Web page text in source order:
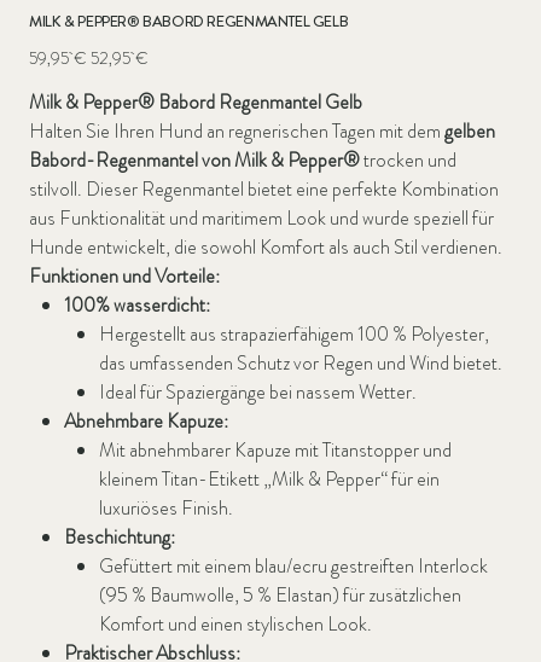
MILK & PEPPER® BABORD REGENMANTEL GELB
Ursprünglicher
Preis
59,95 € Angebotspreis
52,95 €
Milk & Pepper® Babord Regenmantel Gelb
Halten Sie Ihren Hund an regnerischen Tagen mit demgelben
Babord-Regenmantel von Milk & Pepper®trocken und
stilvoll. Dieser Regenmantel bietet eine perfekte Kombination
aus Funktionalität und maritimem Look und wurde speziell für
Hunde entwickelt, die sowohl Komfort als auch Stil verdienen.
Funktionen und Vorteile:
100% wasserdicht:
Hergestellt aus strapazierfähigem 100 % Polyester,
das umfassenden Schutz vor Regen und Wind bietet.
Ideal für Spaziergänge bei nassem Wetter.
Abnehmbare Kapuze:
Mit abnehmbarer Kapuze mit Titanstopper und
kleinem Titan-Etikett „Milk & Pepper“ für ein
luxuriöses Finish.
Beschichtung:
Gefüttert mit einem blau/ecru gestreiften Interlock
(95 % Baumwolle, 5 % Elastan) für zusätzlichen
Komfort und einen stylischen Look.
Praktischer Abschluss: